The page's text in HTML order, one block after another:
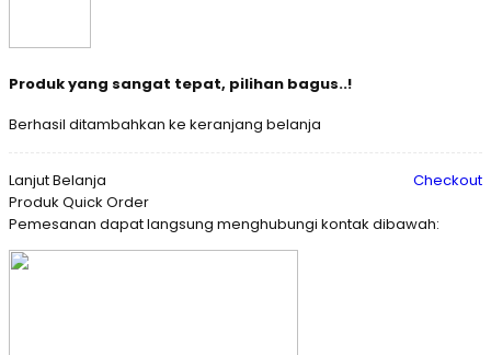
Produk yang sangat tepat, pilihan bagus..!
Berhasil ditambahkan ke keranjang belanja
Lanjut Belanja
Checkout
Produk Quick Order
Pemesanan dapat langsung menghubungi kontak dibawah: